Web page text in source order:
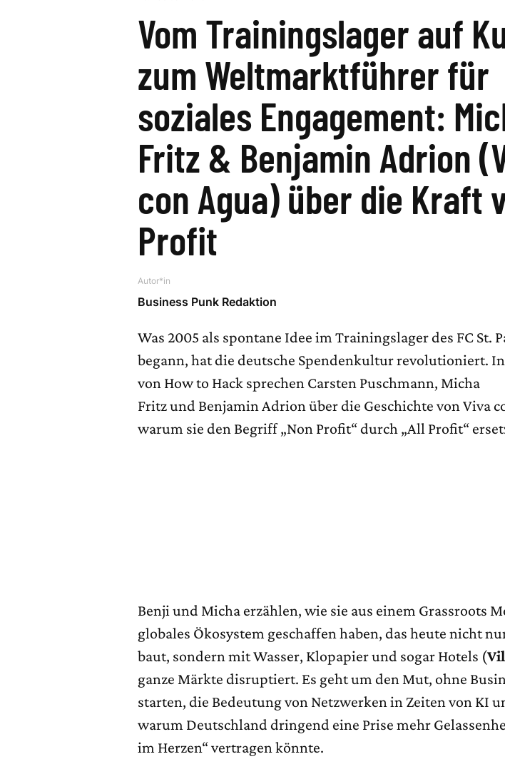
Vom Trainingslager auf
zum Weltmarktführer für
soziales Engagement:
Fritz & Benjamin Adrion
con Agua) über die Kraft
Profit
Autor*in
Business Punk Redaktion
Was 2005 als spontane Idee im Trainingslager des FC St.
begann, hat die deutsche Spendenkultur revolutioniert.
von How to Hack sprechen Carsten Puschmann, Micha
Fritz und Benjamin Adrion über die Geschichte von Viva
warum sie den Begriff „Non Profit“ durch „All Profit“
Benji und Micha erzählen, wie sie aus einem Grassroots
globales Ökosystem geschaffen haben, das heute nicht
baut, sondern mit Wasser, Klopapier und sogar Hotels (
ganze Märkte disruptiert. Es geht um den Mut, ohne
starten, die Bedeutung von Netzwerken in Zeiten von KI
warum Deutschland dringend eine Prise mehr
im Herzen“ vertragen könnte.